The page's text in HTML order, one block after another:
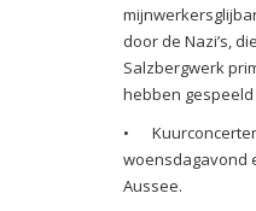
door de Nazi’s,
Salzbergwerk
hebben
•
woensdagavond
Aussee.